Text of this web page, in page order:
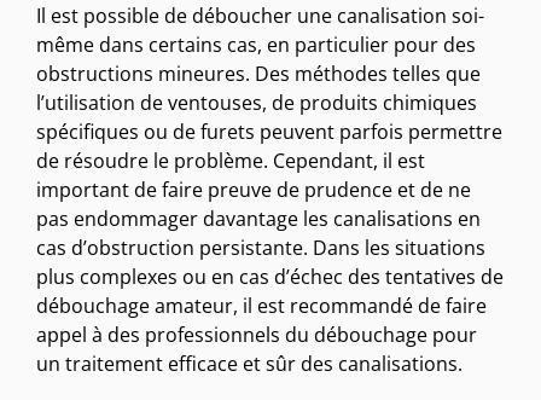
Il est possible de déboucher une canalisation soi-
même dans certains cas, en particulier pour des
obstructions mineures. Des méthodes telles que
l’utilisation de ventouses, de produits chimiques
spécifiques ou de furets peuvent parfois permettre
de résoudre le problème. Cependant, il est
important de faire preuve de prudence et de ne
pas endommager davantage les canalisations en
cas d’obstruction persistante. Dans les situations
plus complexes ou en cas d’échec des tentatives de
débouchage amateur, il est recommandé de faire
appel à des professionnels du débouchage pour
un traitement efficace et sûr des canalisations.